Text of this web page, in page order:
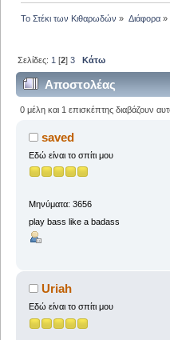
Το Στέκι των Κιθαρωδών » Διάφορα»
Σελίδες: 1 [2]3 Κάτω
Αποστολέας
0 μέλη και 1 επισκέπτης διαβάζουν
saved
Εδώ είναι το σπίτι μου
Μηνύματα: 3656
play bass like a badass
Uriah
Εδώ είναι το σπίτι μου